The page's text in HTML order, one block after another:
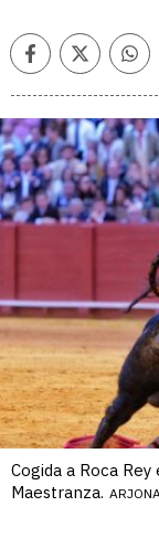
FacebookTwitter
Cogida a Roca
Maestranza. ARJONA